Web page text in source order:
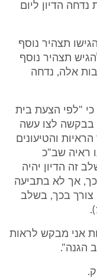
הדיון ליום
הגישו תצהיר נוסף
להגיש תצהיר נוסף
אלה, נדחה
כי "לפי הצעת בית
בבקשה לצו עשה
והטיעונים
ראיה שב"כ
זה הדיון יהיה
אך לא בתביעה
צורך בכך, בשלב
אני מבקש לראות